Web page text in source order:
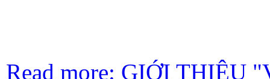
Read more: GIỚI THIỆU